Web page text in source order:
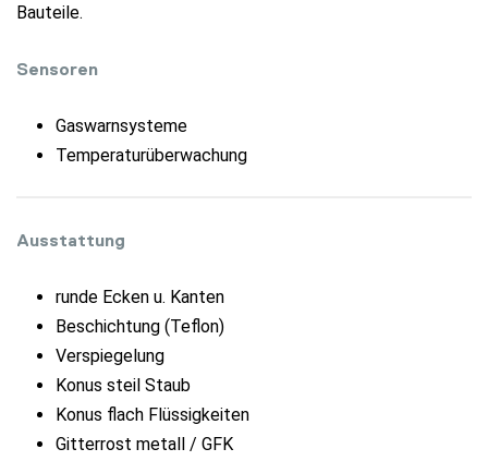
Bauteile.
Sensoren
Gaswarnsysteme
Temperaturüberwachung
Ausstattung
runde Ecken u. Kanten
Beschichtung (Teflon)
Verspiegelung
Konus steil Staub
Konus flach Flüssigkeiten
Gitterrost metall / GFK